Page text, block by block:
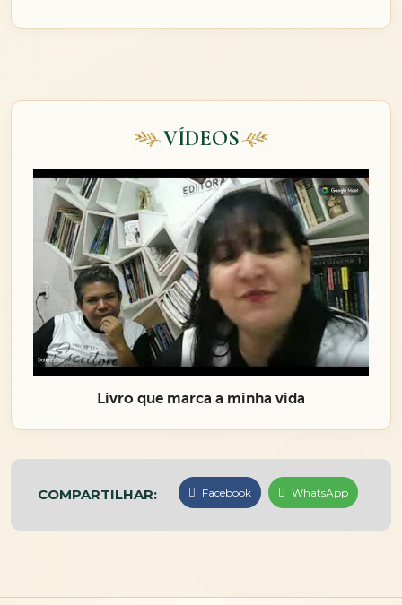
VÍDEOS
Livro que marca a minha vida
COMPARTILHAR: Facebook WhatsApp